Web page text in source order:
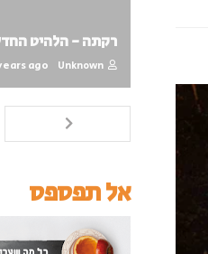
רקתה - הלהיט
Unknown
ago
אל תפספס